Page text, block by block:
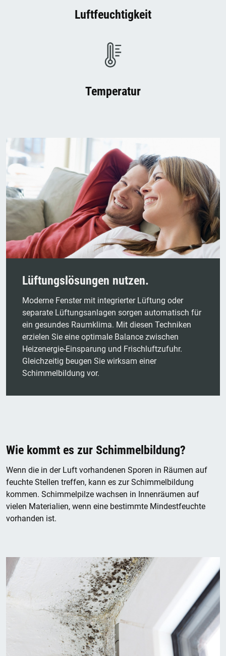
Luftfeuchtigkeit
Temperatur
Lüftungslösungen nutzen.
Moderne Fenster mit integrierter Lüftung oder
separate Lüftungsanlagen sorgen automatisch für
ein gesundes Raumklima. Mit diesen Techniken
erzielen Sie eine optimale Balance zwischen
Heizenergie-Einsparung und Frischluftzufuhr.
Gleichzeitig beugen Sie wirksam einer
Schimmelbildung vor.
Wie kommt es zur Schimmelbildung?
Wenn die in der Luft vorhandenen Sporen in Räumen auf
feuchte Stellen treffen, kann es zur Schimmelbildung
kommen. Schimmelpilze wachsen in Innenräumen auf
vielen Materialien, wenn eine bestimmte Mindestfeuchte
vorhanden ist.